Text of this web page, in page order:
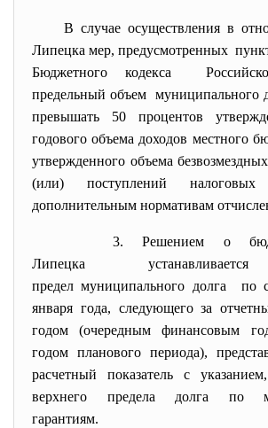
В случае осуществления в
Липецка мер, предусмотренных
Бюджетного кодекса
предельный объем муниципального
превышать 50 процентов
годового объема доходов местного
утвержденного объема
(или) поступлений
дополнительным нормативам
3. Решением о
Липецка
предел муниципального долга по
января года, следующего за
годом (очередным финансовым
годом планового периода),
расчетный показатель с
верхнего предела долга по
гарантиям.